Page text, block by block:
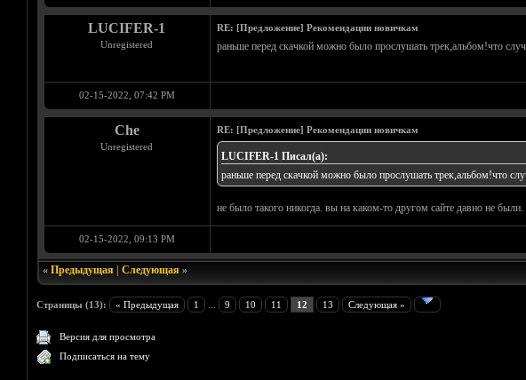
LUCIFER-1
Unregistered
RE: [Предложение] Рекомендации новичкам
раньше перед скачкой можно было прослушать трек,альбом!что
02-15-2022, 07:42 PM
Che
Unregistered
RE: [Предложение] Рекомендации новичкам
LUCIFER-1 Писал(а):
раньше перед скачкой можно было прослушать трек,альбом!что
не было такого никогда. вы на каком-то другом сайте давно не были.
02-15-2022, 09:13 PM
« Предыдущая| Следующая»
Страницы (13): « Предыдущая 1 9 10 11 12 13 Следующая »
Версия для просмотра
Подписаться на тему